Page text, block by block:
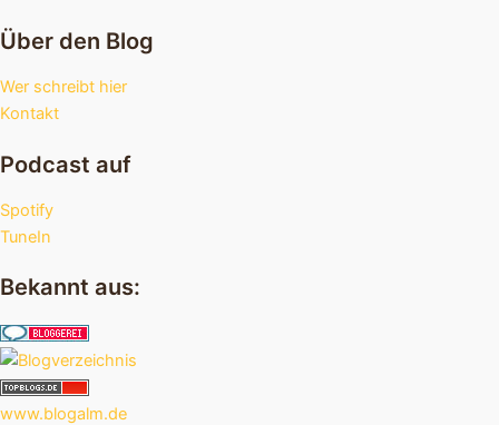
Über den Blog
Wer schreibt hier
Kontakt
Podcast auf
Spotify
TuneIn
Bekannt aus:
www.blogalm.de